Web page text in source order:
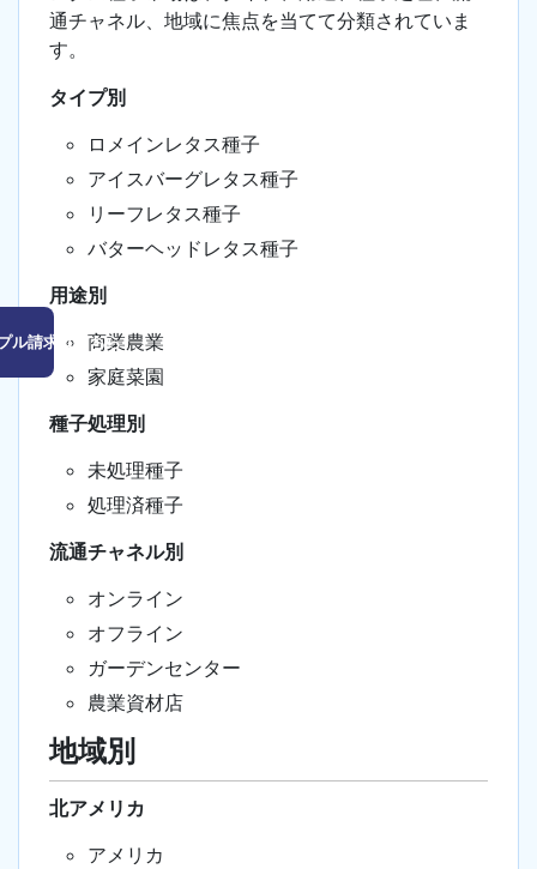
ル請求はこちら
通チャネル、地域に焦点を当てて分類されていま
す。
タイプ別
ロメインレタス種子
アイスバーグレタス種子
リーフレタス種子
バターヘッドレタス種子
用途別
商業農業
家庭菜園
種子処理別
未処理種子
処理済種子
流通チャネル別
オンライン
オフライン
ガーデンセンター
農業資材店
地域別
北アメリカ
アメリカ